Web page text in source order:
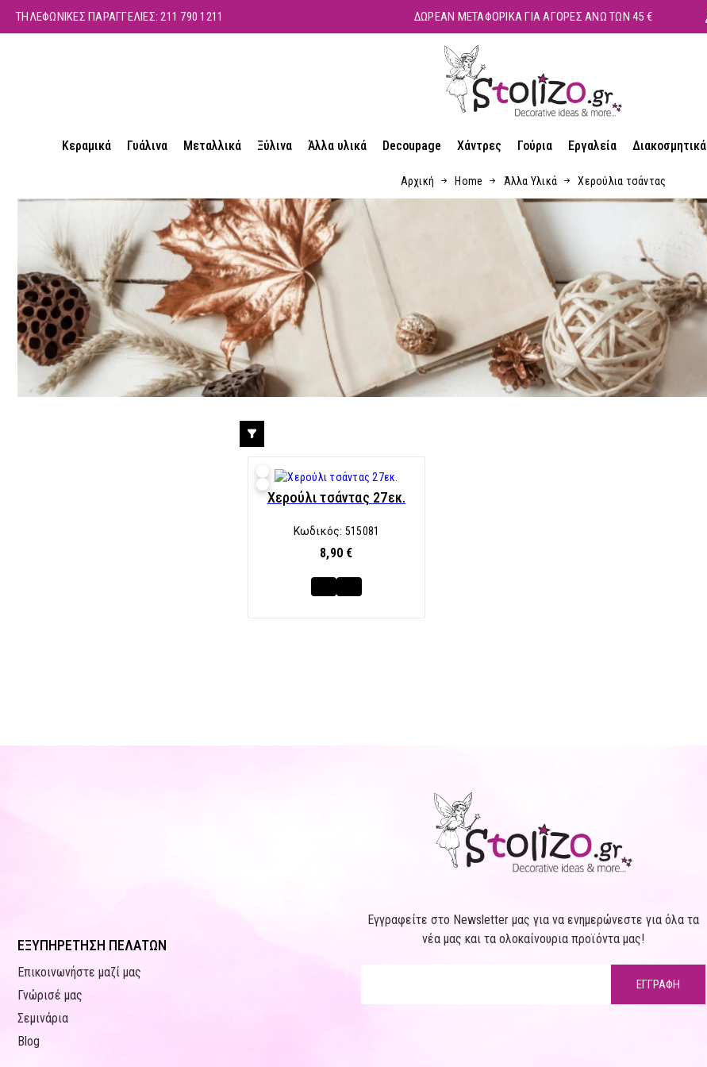
ΤΗΛΕΦΩΝΙΚΕΣ ΠΑΡΑΓΓΕΛΙΕΣ:211 790 1211 ΔΩΡΕΑΝ ΜΕΤΑΦΟΡΙΚΑ ΓΙΑ ΑΓΟΡΕΣ ΑΝΩ ΤΩΝ 45 €
Κεραμικά Γυάλινα Μεταλλικά Ξύλινα Άλλα υλικά Decoupage Χάντρες Γούρια Εργαλεία Διακοσμητικά
Αρχική Home Άλλα Υλικά Χερούλια τσάντας
Χερούλι τσάντας 27εκ.
Κωδικός: 515081
8,90 €
ΕΞΥΠΗΡΕΤΗΣΗ ΠΕΛΑΤΩΝ
Επικοινωνήστε μαζί μας
Γνώρισέ μας
Σεμινάρια
Blog
Εγγραφείτε στο Newsletter μας για να ενημερώνεστε για όλα τα
νέα μας και τα ολοκαίνουρια προϊόντα μας!
ΕΓΓΡΑΦΗ